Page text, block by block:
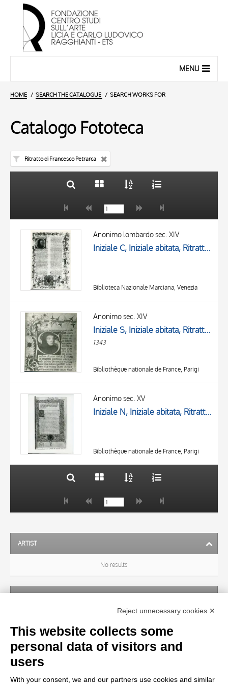
MENU
HOME SEARCH THE CATALOGUE SEARCH WORKS FOR
Catalogo Fototeca
Ritratto di Francesco Petrarca
AUTHOR
LOCATION
20 RESULTS
Anonimo lombardo sec. XIV
Iniziale C, Iniziale abitata, Ritratto di Francesco Petrarca, Cornice con motivi decorativi fitomorfi, Stemma
Biblioteca Nazionale Marciana, Venezia
Anonimo sec. XIV
Iniziale S, Iniziale abitata, Ritratto di Francesco Petrarca, Motivi decorativi fitomorfi
1343
Bibliothèque nationale de France, Parigi
Anonimo sec. XV
Iniziale N, Iniziale abitata, Ritratto di Francesco Petrarca, Cornice con motivi decorativi fitomorfi e animali, Putti reggistemma, Stemma
Bibliothèque nationale de France, Parigi
TITLE
OBJECT
20 RESULTS
ARTIST
No results
OBJECT
LOCATION
Reject unnecessary cookies ✕
This website collects some
personal data of visitors and
users
With your consent, we and our partners use cookies and similar